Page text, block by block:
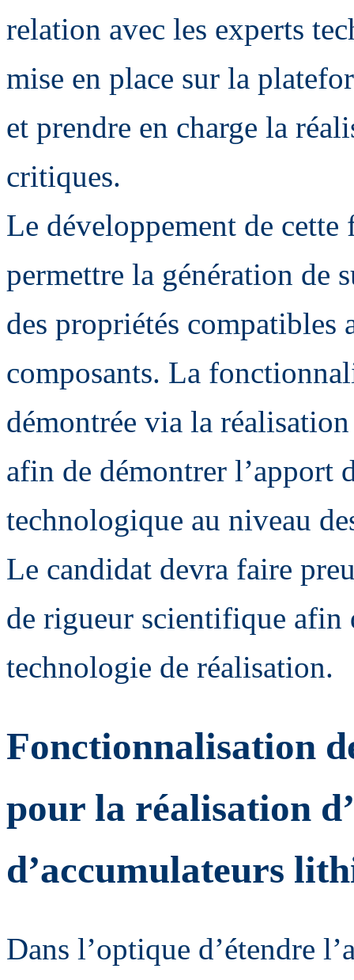
relation avec les experts
mise en place sur la
et prendre en charge la
critiques.
Le développement de
permettre la génération de
des propriétés compatibles
composants. La
démontrée via la
afin de démontrer l’apport
technologique au niveau
Le candidat devra faire
de rigueur scientifique afin
technologie de réalisation.
Fonctionnalisation
pour la réalisation
d’accumulateurs
Dans l’optique d’étendre